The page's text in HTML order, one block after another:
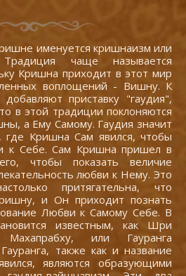
именуется кришнаизм или
Традиция чаще называется
Кришна приходит в этот мир
воплощений - Вишну. К
приставку "гаудия",
в этой традиции поклоняются
а Ему Самому. Гаудия значит
где Кришна Сам явился, чтобы
к Себе. Сам Кришна пришел в
чтобы показать величие
любви к Нему. Это
притягательна, что
и Он приходит познать
Любви к Самому Себе. В
известным, как Шри
или Гауранга
также как и название
являются образующими